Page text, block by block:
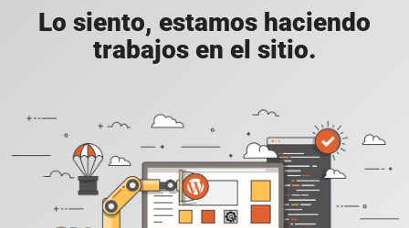
Lo siento, estamos haciendo
trabajos en el sitio.